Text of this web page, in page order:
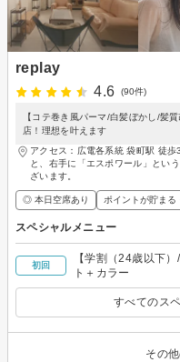
replay
4.6
(90件)
【コテ巻き風パーマ/白髪ぼかし/髪
店！理想を叶えます
アクセス：広電各系統 袋町駅 徒
と、右手に「エスポワール」とい
ざいます。
◎ 本日空席あり ポイントが貯まる
スペシャルメニュー
初回
【学割（24歳以下
ト＋カラー
すべてのス
その